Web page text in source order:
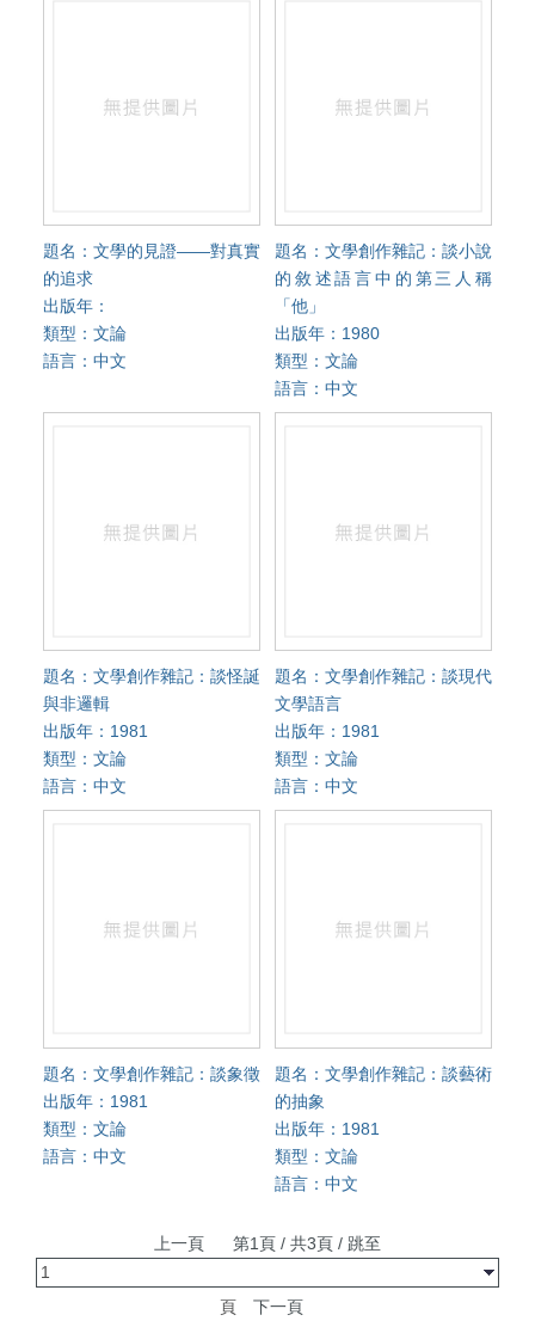
題名：文學的見證——對真實
的追求
出版年：
類型：文論
語言：中文
題名：文學創作雜記：談小說
的敘述語言中的第三人稱
「他」
出版年：1980
類型：文論
語言：中文
題名：文學創作雜記：談怪誕
與非邏輯
出版年：1981
類型：文論
語言：中文
題名：文學創作雜記：談現代
文學語言
出版年：1981
類型：文論
語言：中文
題名：文學創作雜記：談象徵
出版年：1981
類型：文論
語言：中文
題名：文學創作雜記：談藝術
的抽象
出版年：1981
類型：文論
語言：中文
上一頁 第1頁 / 共3頁 / 跳至
頁 下一頁